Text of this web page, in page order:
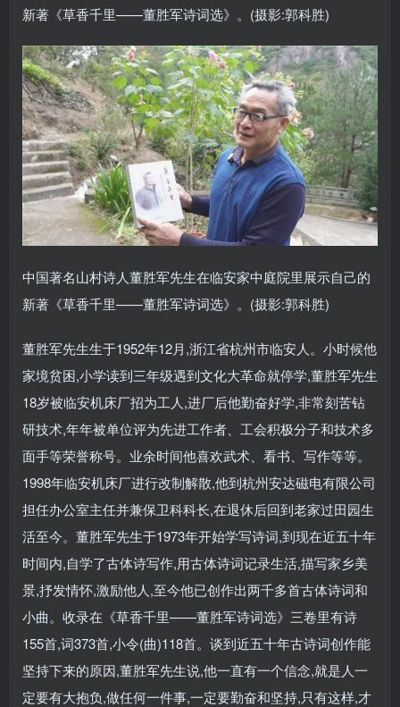
新著《草香千里——董胜军诗词选》。(摄影:郭科胜)
中国著名山村诗人董胜军先生在临安家中庭院里展示自己的
新著《草香千里——董胜军诗词选》。(摄影:郭科胜)
董胜军先生生于1952年12月,浙江省杭州市临安人。小时候他
家境贫困,小学读到三年级遇到文化大革命就停学,董胜军先生
18岁被临安机床厂招为工人,进厂后他勤奋好学,非常刻苦钻
研技术,年年被单位评为先进工作者、工会积极分子和技术多
面手等荣誉称号。业余时间他喜欢武术、看书、写作等等。
1998年临安机床厂进行改制解散,他到杭州安达磁电有限公司
担任办公室主任并兼保卫科科长,在退休后回到老家过田园生
活至今。董胜军先生于1973年开始学写诗词,到现在近五十年
时间内,自学了古体诗写作,用古体诗词记录生活,描写家乡美
景,抒发情怀,激励他人,至今他已创作出两千多首古体诗词和
小曲。收录在《草香千里——董胜军诗词选》三卷里有诗
155首,词373首,小令(曲)118首。谈到近五十年古诗词创作能
坚持下来的原因,董胜军先生说,他一直有一个信念,就是人一
定要有大抱负,做任何一件事,一定要勤奋和坚持,只有这样,才